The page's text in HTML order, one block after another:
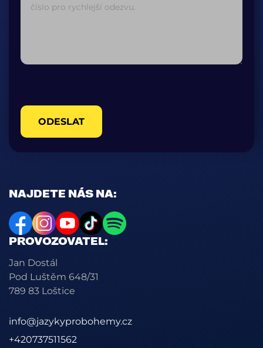
NAJDETE NÁS NA:
PROVOZOVATEL:
Jan Dostál
Pod Luštěm 648/31
789 83 Loštice
info@jazykyprobohemy.cz
+420737511562
ODESLAT